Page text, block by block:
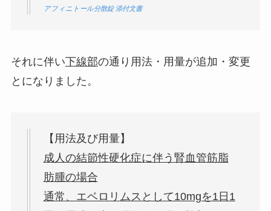
アフィニトール分散錠 添付文書
それに伴い下線部の通り用法・用量が追加・変更
とになりました。
【用法及び用量】
成人の結節性硬化症に伴う腎血管筋脂
肪腫の場合
通常、エベロリムスとして10mgを1日1